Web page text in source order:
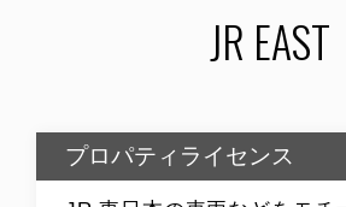
JR EAST
プロパティライセンス